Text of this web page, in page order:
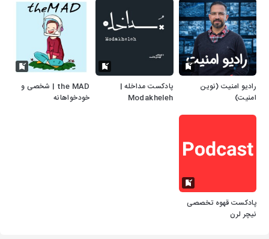
رادیو امنیت (نوین
امنیت)
پادکست مداخله |
Modakheleh
the MAD | شخصی و
خودخواهانه
پادکست قهوه تخصصی
نیچر لرن